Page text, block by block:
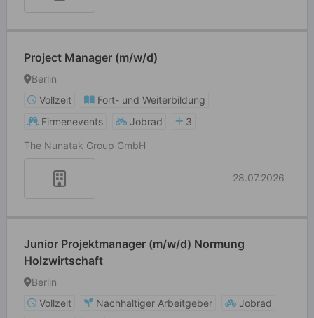
Project Manager (m/w/d)
Berlin
Vollzeit
Fort- und Weiterbildung
Firmenevents
Jobrad
3
The Nunatak Group GmbH
28.07.2026
Junior Projektmanager (m/w/d) Normung
Holzwirtschaft
Berlin
Vollzeit
Nachhaltiger Arbeitgeber
Jobrad